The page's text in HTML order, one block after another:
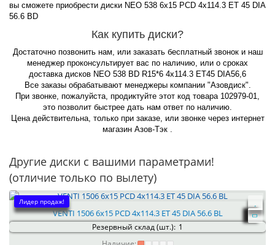
вы сможете приобрести диски NEO 538 6x15 PCD 4x114.3 ET 45 DIA
56.6 BD
Как купить диски?
Достаточно позвонить нам, или заказать бесплатный звонок и наш
менеджер проконсультирует вас по наличию, или о сроках
доставка дисков NEO 538 BD R15*6 4x114.3 ET45 DIA56,6
Все заказы обрабатывают менеджеры компании "Азовдиск".
При звонке, пожалуйста, продиктуйте этот код товара 102979-01,
это позволит быстрее дать нам ответ по наличию.
Цена действительна, только при заказе, или звонке через интернет
магазин Азов-Тэк .
Другие диски с вашими параметрами!
(отличие только по вылету)
Лидер продаж!
VENTI 1506 6x15 PCD 4x114.3 ET 45 DIA 56.6 BL
Резервный склад (шт.): 1